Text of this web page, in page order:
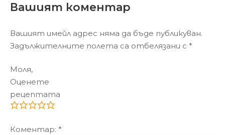
Вашият коментар
Вашият имейл адрес няма да бъде публикуван.
Задължителните полета са отбелязани с *
Моля,
Оценете
рецептата
Коментар: *